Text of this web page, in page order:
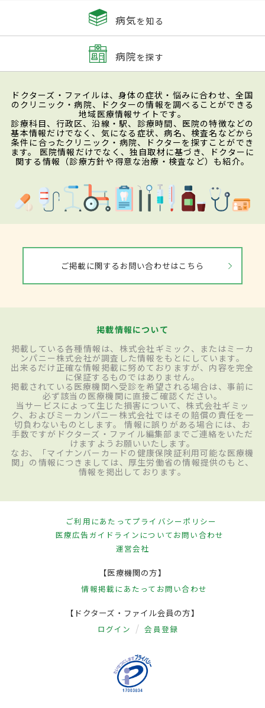
病気を知る
病院を探す
ドクターズ・ファイルは、身体の症状・悩みに合わせ、全国
のクリニック・病院、ドクターの情報を調べることができる
地域医療情報サイトです。
診療科目、行政区、沿線・駅、診療時間、医院の特徴などの
基本情報だけでなく、気になる症状、病名、検査名などから
条件に合ったクリニック・病院、ドクターを探すことができ
ます。 医院情報だけでなく、独自取材に基づき、ドクターに
関する情報（診療方針や得意な治療・検査など）も紹介。
ご掲載に関するお問い合わせはこちら
掲載情報について
掲載している各種情報は、株式会社ギミック、またはミーカ
ンパニー株式会社が調査した情報をもとにしています。
出来るだけ正確な情報掲載に努めておりますが、内容を完全
に保証するものではありません。
掲載されている医療機関へ受診を希望される場合は、事前に
必ず該当の医療機関に直接ご確認ください。
当サービスによって生じた損害について、株式会社ギミッ
ク、およびミーカンパニー株式会社ではその賠償の責任を一
切負わないものとします。 情報に誤りがある場合には、お
手数ですがドクターズ・ファイル編集部までご連絡をいただ
けますようお願いいたします。
なお、「マイナンバーカードの健康保険証利用可能な医療機
関」の情報につきましては、厚生労働省の情報提供のもと、
情報を掲出しております。
ご利用にあたってプライバシーポリシー
医療広告ガイドラインについてお問い合わせ
運営会社
【医療機関の方】
情報掲載にあたって お問い合わせ
【ドクターズ・ファイル会員の方】
ログイン 会員登録